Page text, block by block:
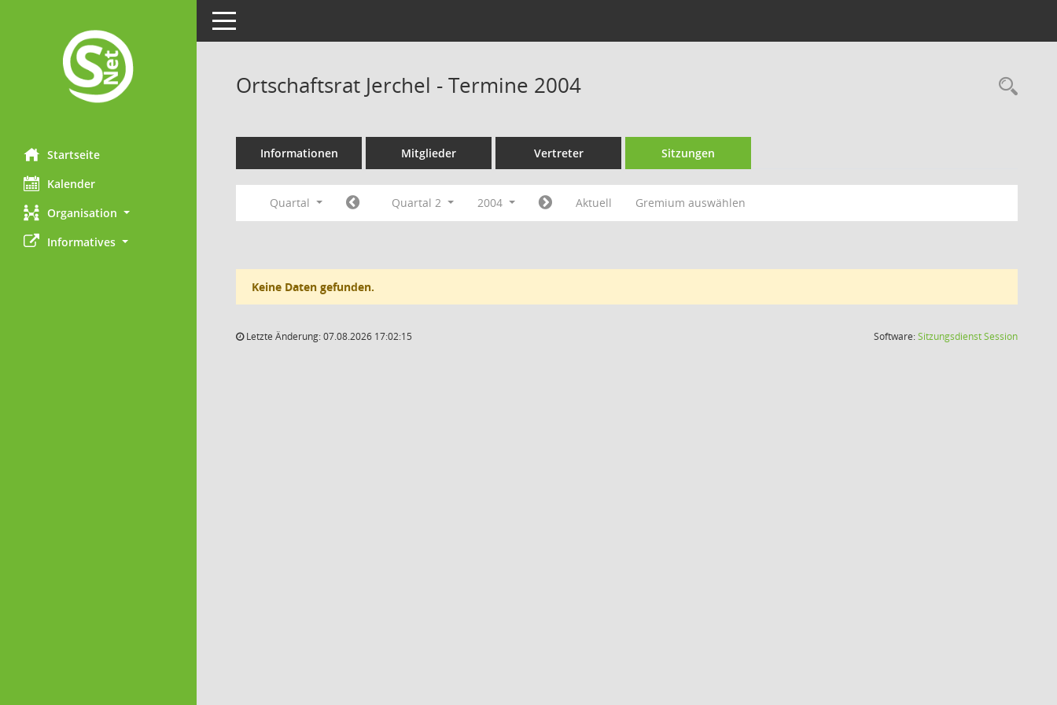
Startseite
Kalender
Organisation
Informatives
Toggle navigation
Ortschaftsrat Jerchel - Termine 2004
Informationen Mitglieder Vertreter Sitzungen
Quartal Quartal 2 2004 Aktuell Gremium auswählen
Keine Daten gefunden.
Letzte Änderung: 07.08.2026 17:02:15 Software:SitzungsdienstSession(Wird in